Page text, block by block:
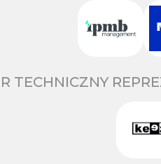
TECHNICZNY